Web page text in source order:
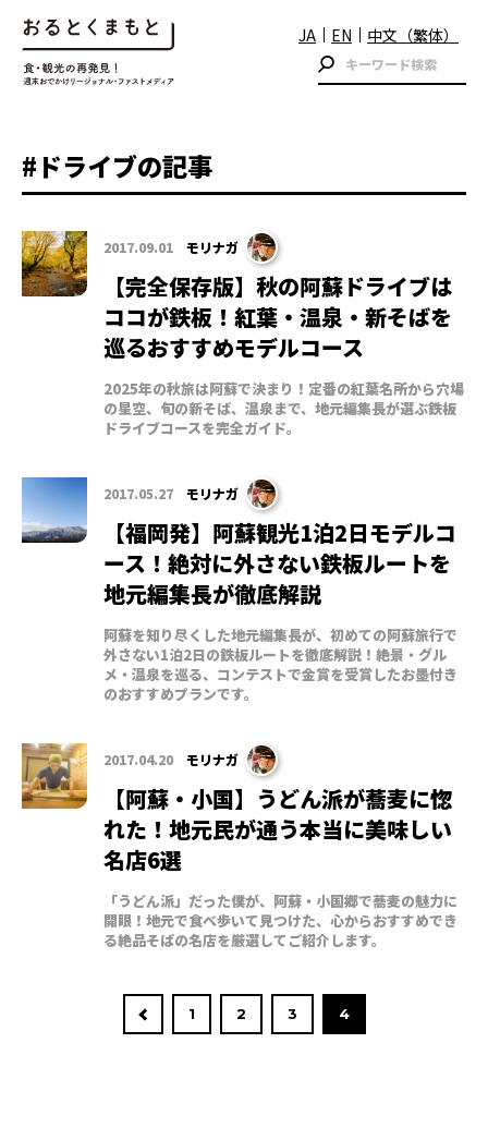
JA EN 中文（繁体）
#ドライブの記事
2017.09.01 モリナガ
【完全保存版】秋の阿蘇ドライブは
ココが鉄板！紅葉・温泉・新そばを
巡るおすすめモデルコース
2025年の秋旅は阿蘇で決まり！定番の紅葉名所から穴場
の星空、旬の新そば、温泉まで、地元編集長が選ぶ鉄板
ドライブコースを完全ガイド。
2017.05.27 モリナガ
【福岡発】阿蘇観光1泊2日モデルコ
ース！絶対に外さない鉄板ルートを
地元編集長が徹底解説
阿蘇を知り尽くした地元編集長が、初めての阿蘇旅行で
外さない1泊2日の鉄板ルートを徹底解説！絶景・グル
メ・温泉を巡る、コンテストで金賞を受賞したお墨付き
のおすすめプランです。
2017.04.20 モリナガ
【阿蘇・小国】うどん派が蕎麦に惚
れた！地元民が通う本当に美味しい
名店6選
「うどん派」だった僕が、阿蘇・小国郷で蕎麦の魅力に
開眼！地元で食べ歩いて見つけた、心からおすすめでき
る絶品そばの名店を厳選してご紹介します。
1 2 3 4